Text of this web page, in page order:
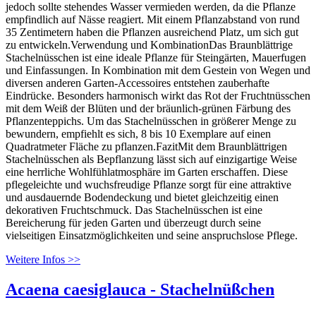
jedoch sollte stehendes Wasser vermieden werden, da die Pflanze
empfindlich auf Nässe reagiert. Mit einem Pflanzabstand von rund
35 Zentimetern haben die Pflanzen ausreichend Platz, um sich gut
zu entwickeln.Verwendung und KombinationDas Braunblättrige
Stachelnüsschen ist eine ideale Pflanze für Steingärten, Mauerfugen
und Einfassungen. In Kombination mit dem Gestein von Wegen und
diversen anderen Garten-Accessoires entstehen zauberhafte
Eindrücke. Besonders harmonisch wirkt das Rot der Fruchtnüsschen
mit dem Weiß der Blüten und der bräunlich-grünen Färbung des
Pflanzenteppichs. Um das Stachelnüsschen in größerer Menge zu
bewundern, empfiehlt es sich, 8 bis 10 Exemplare auf einen
Quadratmeter Fläche zu pflanzen.FazitMit dem Braunblättrigen
Stachelnüsschen als Bepflanzung lässt sich auf einzigartige Weise
eine herrliche Wohlfühlatmosphäre im Garten erschaffen. Diese
pflegeleichte und wuchsfreudige Pflanze sorgt für eine attraktive
und ausdauernde Bodendeckung und bietet gleichzeitig einen
dekorativen Fruchtschmuck. Das Stachelnüsschen ist eine
Bereicherung für jeden Garten und überzeugt durch seine
vielseitigen Einsatzmöglichkeiten und seine anspruchslose Pflege.
Weitere Infos >>
Acaena caesiglauca - Stachelnüßchen